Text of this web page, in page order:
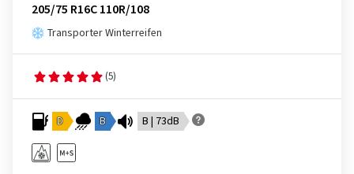
205/75 R16C 110R/108
Transporter Winterreifen
(5)
D B B | 73dB